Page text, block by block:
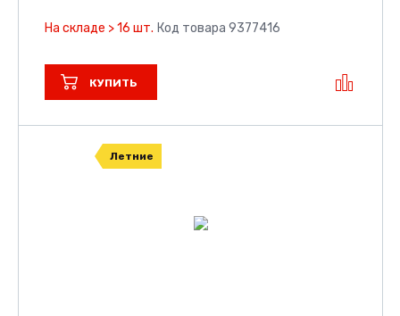
На складе > 16 шт. Код товара 9377416
КУПИТЬ
Летние